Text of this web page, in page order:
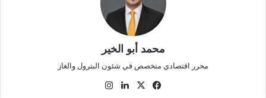
محمد أبو الخير
محرر اقتصادي متخصص في شئون البترول والغاز
فيسبوك
‫X لينكدإن